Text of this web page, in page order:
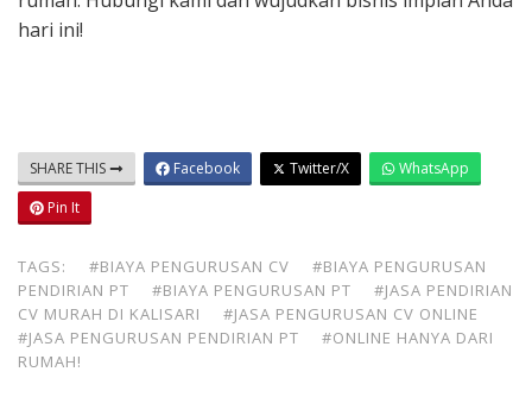
hari ini!
SHARE THIS Facebook Twitter/X
WhatsApp
Pin It
TAGS: #BIAYA PENGURUSAN CV
#BIAYA PENGURUSAN
PENDIRIAN PT
#BIAYA PENGURUSAN PT
#JASA PENDIRIAN
CV MURAH DI KALISARI
#JASA PENGURUSAN CV ONLINE
#JASA PENGURUSAN PENDIRIAN PT
#ONLINE HANYA DARI
RUMAH!